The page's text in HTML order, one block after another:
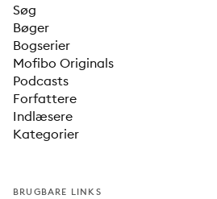
Søg
Bøger
Bogserier
Mofibo Originals
Podcasts
Forfattere
Indlæsere
Kategorier
BRUGBARE LINKS